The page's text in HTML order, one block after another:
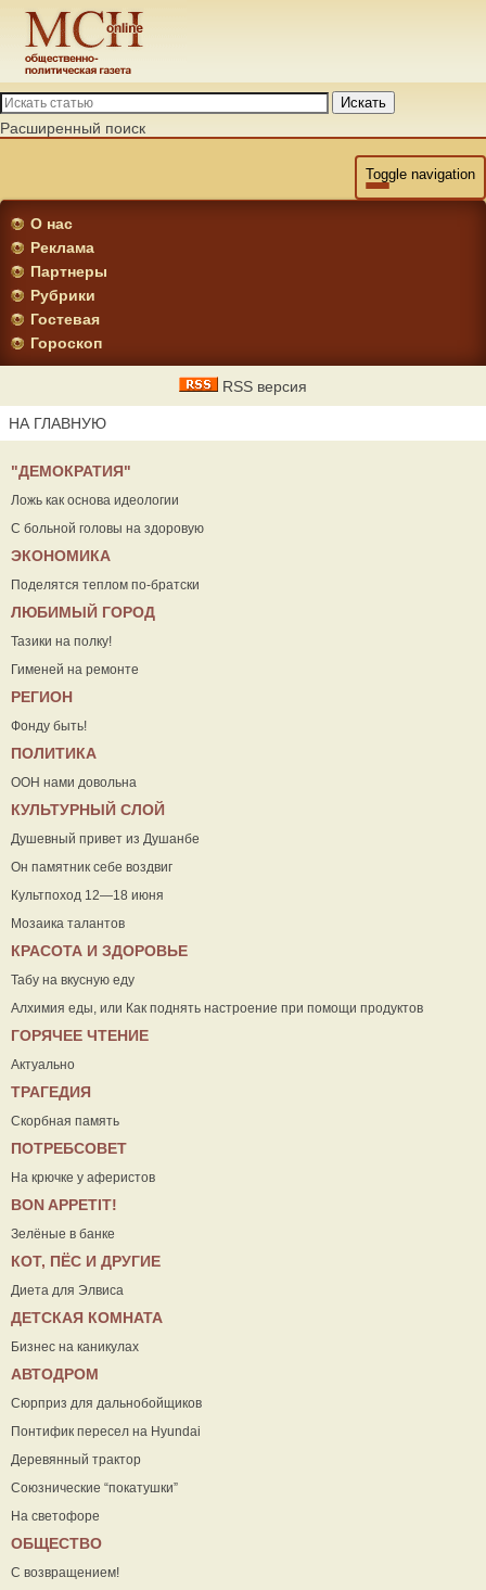
Искать
Расширенный поиск
Toggle navigation
О нас
Реклама
Партнеры
Рубрики
Гостевая
Гороскоп
RSS версия
НА ГЛАВНУЮ
"ДЕМОКРАТИЯ"
Ложь как основа идеологии
С больной головы на здоровую
ЭКОНОМИКА
Поделятся теплом по-братски
ЛЮБИМЫЙ ГОРОД
Тазики на полку!
Гименей на ремонте
РЕГИОН
Фонду быть!
ПОЛИТИКА
ООН нами довольна
КУЛЬТУРНЫЙ СЛОЙ
Душевный привет из Душанбе
Он памятник себе воздвиг
Культпоход 12—18 июня
Мозаика талантов
КРАСОТА И ЗДОРОВЬЕ
Табу на вкусную еду
Алхимия еды, или Как поднять настроение при помощи продуктов
ГОРЯЧЕЕ ЧТЕНИЕ
Актуально
ТРАГЕДИЯ
Скорбная память
ПОТРЕБСОВЕТ
На крючке у аферистов
ВON APPETIT!
Зелёные в банке
КОТ, ПЁС И ДРУГИЕ
Диета для Элвиса
ДЕТСКАЯ КОМНАТА
Бизнес на каникулах
АВТОДРОМ
Сюрприз для дальнобойщиков
Понтифик пересел на Hyundai
Деревянный трактор
Союзнические “покатушки”
На светофоре
ОБЩЕСТВО
С возвращением!